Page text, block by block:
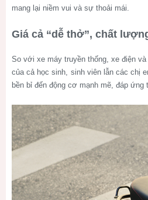
mang lại niềm vui và sự thoải mái.
Giá cả “dễ thở”, chất
So với xe máy truyền thống, xe điện
của cả học sinh, sinh viên lẫn các chị
bền bỉ đến động cơ mạnh mẽ, đáp ứng